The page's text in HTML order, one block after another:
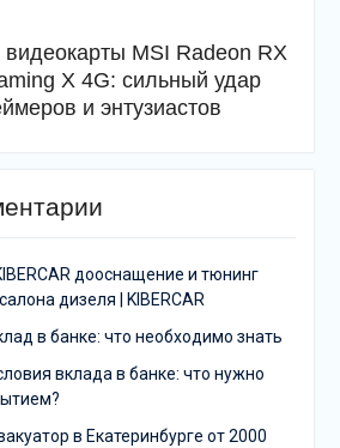
MSI Radeon RX
X 4G: сильный удар
и энтузиастов
дооснащение и тюнинг
дизеля | KIBERCAR
в банке: что необходимо знать
вклада в банке: что нужно
в Екатеринбурге от 2000